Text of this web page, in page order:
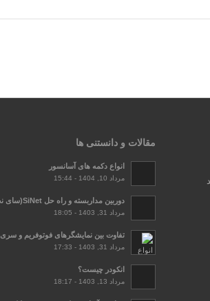
مقالات و دانستنی ها
انواع دکمه های آسانسور
مرداد 10, 1404 - 15:44
دوربین مداربسته و راه حل SiNet(سای نت)
مرداد 31, 1403 - 18:05
تفاوت بین نمایشگرهای فوتوفریم و سری P
مرداد 31, 1403 - 17:33
انکودر چیست؟
مرداد 13, 1403 - 18:17